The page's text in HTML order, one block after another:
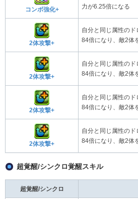
コンボ強化+
力が6.25倍になる
2体攻撃+
自分と同じ属性のド
84倍になり、敵2体
2体攻撃+
自分と同じ属性のド
84倍になり、敵2体
2体攻撃+
自分と同じ属性のド
84倍になり、敵2体
2体攻撃+
自分と同じ属性のド
84倍になり、敵2体
超覚醒/シンクロ覚醒スキル
超覚醒/シンクロ